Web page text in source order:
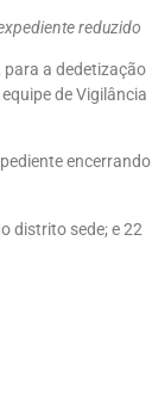
reduzido
para a dedetização
de Vigilância
encerrando
distrito sede; e 22